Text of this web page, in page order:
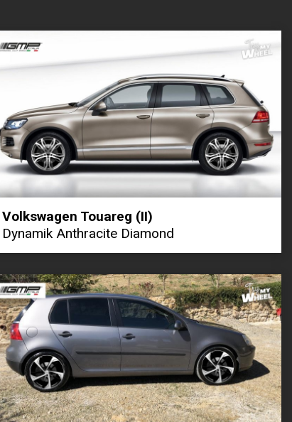
Volkswagen Touareg (II)
Dynamik Anthracite Diamond